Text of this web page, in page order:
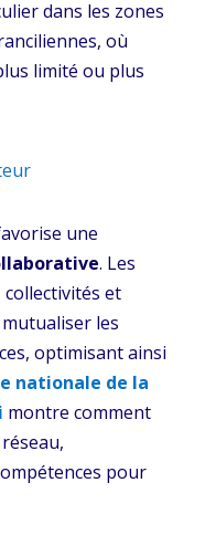
dans les zones
où
limité ou plus
une
. Les
et
les
optimisant ainsi
nationale de la
montre comment
pour